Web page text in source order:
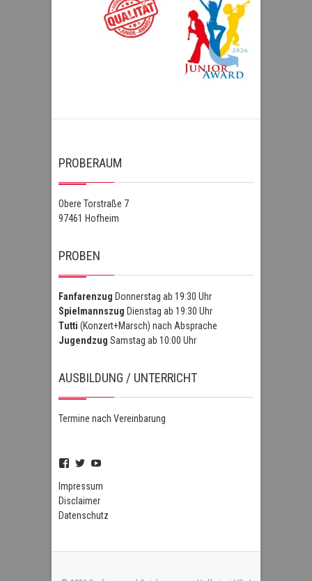
PROBERAUM
Obere Torstraße 7
97461 Hofheim
PROBEN
Fanfarenzug Donnerstag ab 19:30 Uhr
Spielmannszug Dienstag ab 19:30 Uhr
Tutti (Konzert+Marsch) nach Absprache
Jugendzug Samstag ab 10:00 Uhr
AUSBILDUNG / UNTERRICHT
Termine nach Vereinbarung
Profil
FSZHofheim
auf
Facebook
anzeigen
Profil
FSZHOH
auf
Twitter
anzeigen
UCIPUnOSBlWxEpiBka0jOAfw
anzeigen
Impressum
Disclaimer
Datenschutz